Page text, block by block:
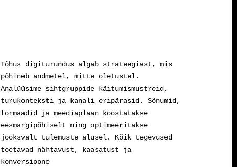
Tõhus digiturundus algab strateegiast, mis
põhineb andmetel, mitte oletustel.
Analüüsime sihtgruppide käitumismustreid,
turukonteksti ja kanali eripärasid. Sõnumid,
formaadid ja meediaplaan koostatakse
eesmärgipõhiselt ning optimeeritakse
jooksvalt tulemuste alusel. Kõik tegevused
toetavad nähtavust, kaasatust ja
konversioone